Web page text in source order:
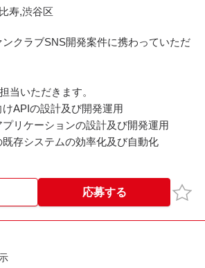
寿,渋谷区
ンクラブSNS開発案件に携わっていただ
当いただきます。
APIの設計及び開発運用
リケーションの設計及び開発運用
存システムの効率化及び自動化
/ Bash
on Rails
/ Cloudflare
応募する お気